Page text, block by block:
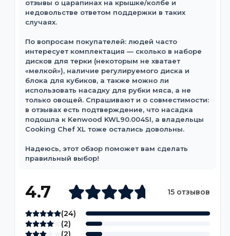
отзывы о царапинах на крышке/колбе и
недовольстве ответом поддержки в таких
случаях.
По вопросам покупателей: людей часто
интересует комплектация — сколько в наборе
дисков для терки (некоторым не хватает
«мелкой»), наличие регулируемого диска и
блока для кубиков, а также можно ли
использовать насадку для рубки мяса, а не
только овощей. Спрашивают и о совместимости:
в отзывах есть подтверждение, что насадка
подошла к Kenwood KWL90.004SI, а владельцы
Cooking Chef XL тоже остались довольны.
Надеюсь, этот обзор поможет вам сделать
правильный выбор!
4.7 15 отзывов
(24)
(2)
(2)